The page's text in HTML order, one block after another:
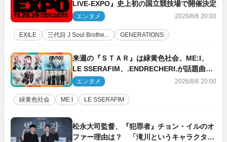
LIVE‐EXPO』史上初の国立競技場で開催決定
エンタメ 2026/8/6 20:00
EXILE 三代目 J Soul Brothe... GENERATIONS
来週の『ＳＴＡＲ』は緑黄色社会、ME:I、
LE SSERAFIM、.ENDRECHERI.が話題曲を
パフォーマンス！
エンタメ 2026/8/6 20:00
緑黄色社会 ME:I LE SSERAFIM
松永大司監督、『犯罪者』チョン・イルのオ
ファー理由は？ 「滝川というキャラクター